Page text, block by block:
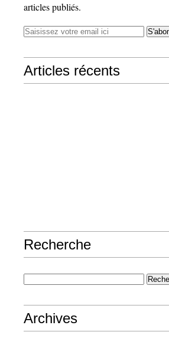
articles publiés.
Articles récents
Recherche
Archives